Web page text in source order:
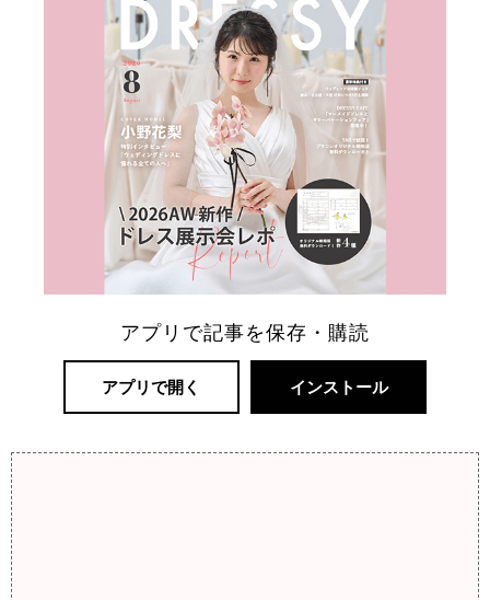
アプリで記事を保存・購読
アプリで開く インストール